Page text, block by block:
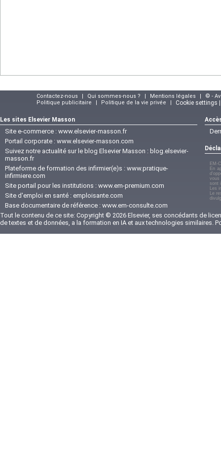
Contactez-nous | Qui sommes-nous ? | Mentions légales |
© -
Politique publicitaire
| Politique de la vie privée | Cookie settings
Les sites Elsevier Masson
Site e-commerce : www.elsevier-masson.fr
Portail corporate : www.elsevier-masson.com
Suivez notre actualité sur le blog Elsevier Masson : blog.elsevier-
masson.fr
Plateforme de formation des infirmier(e)s : www.pratique-
infirmiere.com
Site portail pour les institutions : www.em-premium.com
Site d'emploi en santé : emploisante.com
Base documentaire de référence : www.em-consulte.com
EM-
En
vous
sont
Les
Le
Tout le contenu de ce site: Copyright © 2026 Elsevier, ses concédants de
de textes et de données, a la formation en IA et aux technologies similaires.